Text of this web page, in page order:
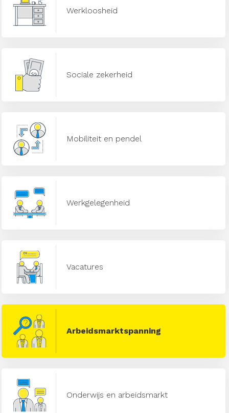
Werkloosheid
Sociale zekerheid
Mobiliteit en pendel
Werkgelegenheid
Vacatures
Arbeidsmarktspanning
Onderwijs en arbeidsmarkt